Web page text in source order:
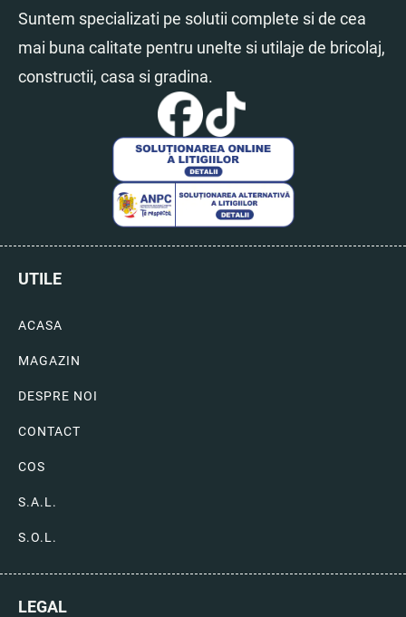
Suntem specializati pe solutii complete si de cea
mai buna calitate pentru unelte si utilaje de bricolaj,
constructii, casa si gradina.
UTILE
ACASA
MAGAZIN
DESPRE NOI
CONTACT
COS
S.A.L.
S.O.L.
LEGAL